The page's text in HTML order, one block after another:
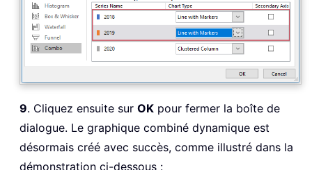
9. Cliquez ensuite sur OK pour fermer la boîte de
dialogue. Le graphique combiné dynamique est
désormais créé avec succès, comme illustré dans la
démonstration ci-dessous :